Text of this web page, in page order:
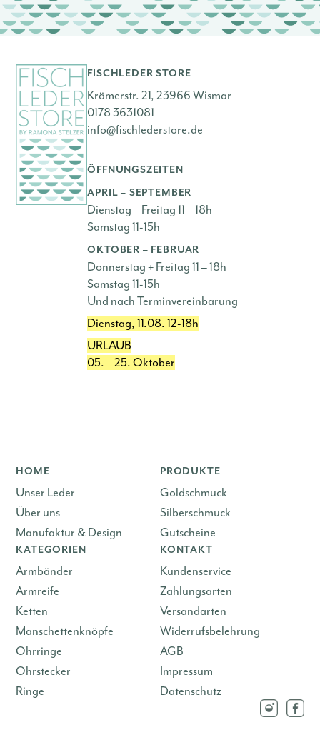
FISCHLEDER STORE
Krämerstr. 21, 23966 Wismar
0178 3631081
info@fischlederstore.de
ÖFFNUNGSZEITEN
APRIL – SEPTEMBER
Dienstag – Freitag 11 – 18h
Samstag 11-15h
OKTOBER – FEBRUAR
Donnerstag + Freitag 11 – 18h
Samstag 11-15h
Und nach Terminvereinbarung
Dienstag, 11.08. 12-18h
URLAUB
05. – 25. Oktober
HOME
Unser Leder
Über uns
Manufaktur & Design
PRODUKTE
Goldschmuck
Silberschmuck
Gutscheine
KATEGORIEN
Armbänder
Armreife
Ketten
Manschettenknöpfe
Ohrringe
Ohrstecker
Ringe
KONTAKT
Kundenservice
Zahlungsarten
Versandarten
Widerrufsbelehrung
AGB
Impressum
Datenschutz